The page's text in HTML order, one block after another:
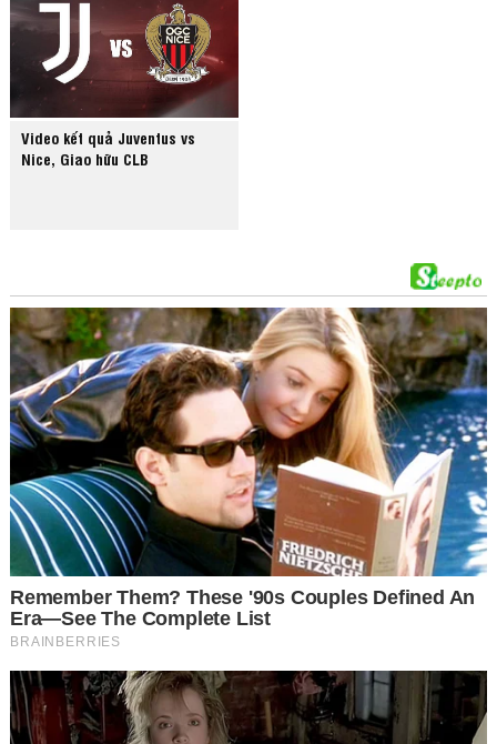
Video kết quả Juventus vs
Nice, Giao hữu CLB